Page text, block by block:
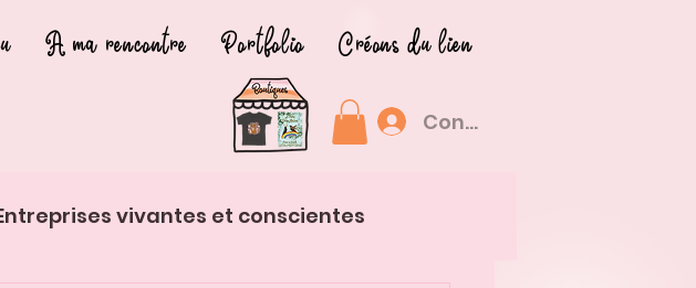
A ma rencontre Portfolio Créons du lien
Connexion
vivantes et conscientes